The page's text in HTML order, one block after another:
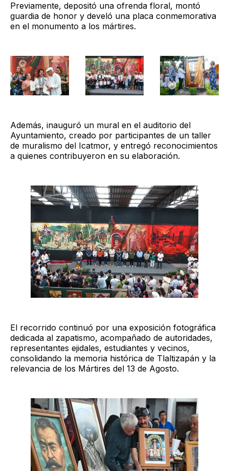
Previamente, depositó una ofrenda floral, montó
guardia de honor y develó una placa conmemorativa
en el monumento a los mártires.
Además, inauguró un mural en el auditorio del
Ayuntamiento, creado por participantes de un taller
de muralismo del Icatmor, y entregó reconocimientos
a quienes contribuyeron en su elaboración.
El recorrido continuó por una exposición fotográfica
dedicada al zapatismo, acompañado de autoridades,
representantes ejidales, estudiantes y vecinos,
consolidando la memoria histórica de Tlaltizapán y la
relevancia de los Mártires del 13 de Agosto.